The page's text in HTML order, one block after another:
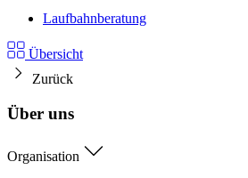
Laufbahnberatung
Übersicht
Zurück
Über uns
Organisation